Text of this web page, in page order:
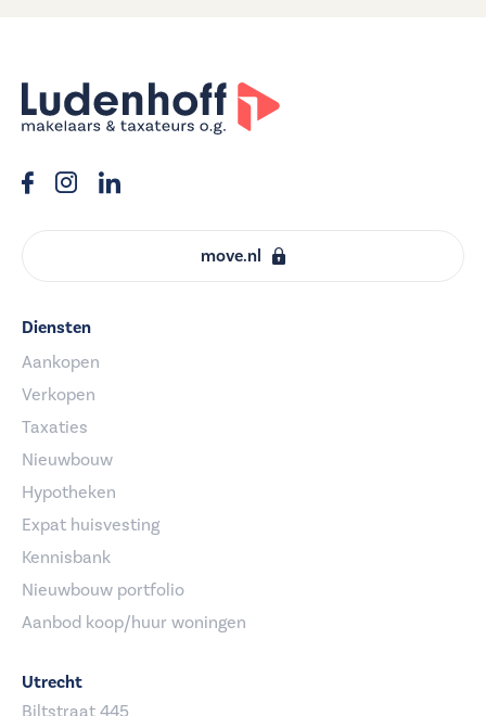
move.nl
Diensten
Aankopen
Verkopen
Taxaties
Nieuwbouw
Hypotheken
Expat huisvesting
Kennisbank
Nieuwbouw portfolio
Aanbod koop/huur woningen
Utrecht